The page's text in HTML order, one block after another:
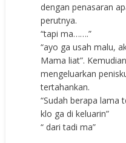
dengan penasaran
perutnya.
“tapi ma…….”
“ayo ga usah malu,
Mama liat”.
mengeluarkan
tertahankan.
“Sudah berapa lama
klo ga di keluarin”
“ dari tadi ma”